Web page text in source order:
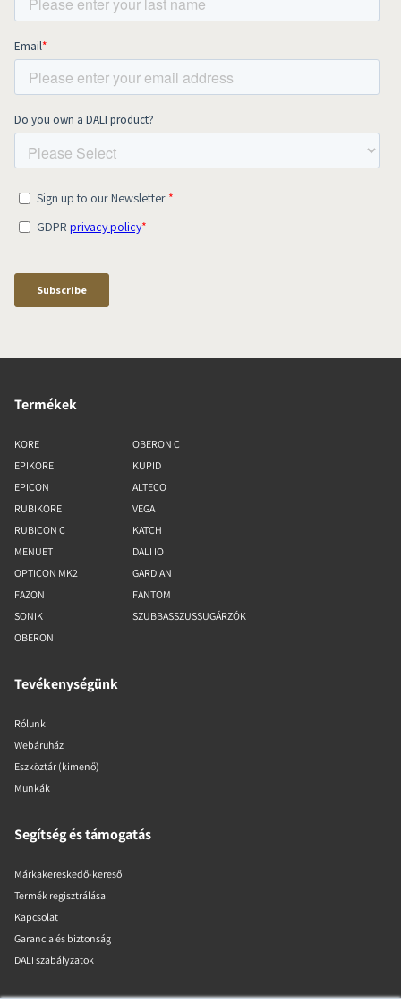
Termékek
KORE
EPIKORE
EPICON
RUBIKORE
RUBICON C
MENUET
OPTICON MK2
FAZON
SONIK
OBERON
OBERON C
KUPID
ALTECO
VEGA
KATCH
DALI IO
GARDIAN
FANTOM
SZUBBASSZUSSUGÁRZÓK
Tevékenységünk
Rólunk
Webáruház
Eszköztár (kimenő)
Munkák
Segítség és támogatás
Márkakereskedő-kereső
Termék regisztrálása
Kapcsolat
Garancia és biztonság
DALI szabályzatok